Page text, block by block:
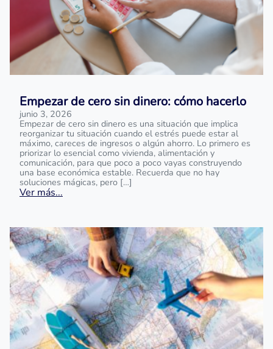
Empezar de cero sin dinero: cómo hacerlo
junio 3, 2026
Empezar de cero sin dinero es una situación que implica
reorganizar tu situación cuando el estrés puede estar al
máximo, careces de ingresos o algún ahorro. Lo primero es
priorizar lo esencial como vivienda, alimentación y
comunicación, para que poco a poco vayas construyendo
una base económica estable. Recuerda que no hay
soluciones mágicas, pero […]
Ver más...